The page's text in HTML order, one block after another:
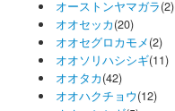
オーストンヤマガラ(2)
オオセッカ(20)
オオセグロカモメ(2)
オオソリハシシギ(11)
オオタカ(42)
オオハクチョウ(12)